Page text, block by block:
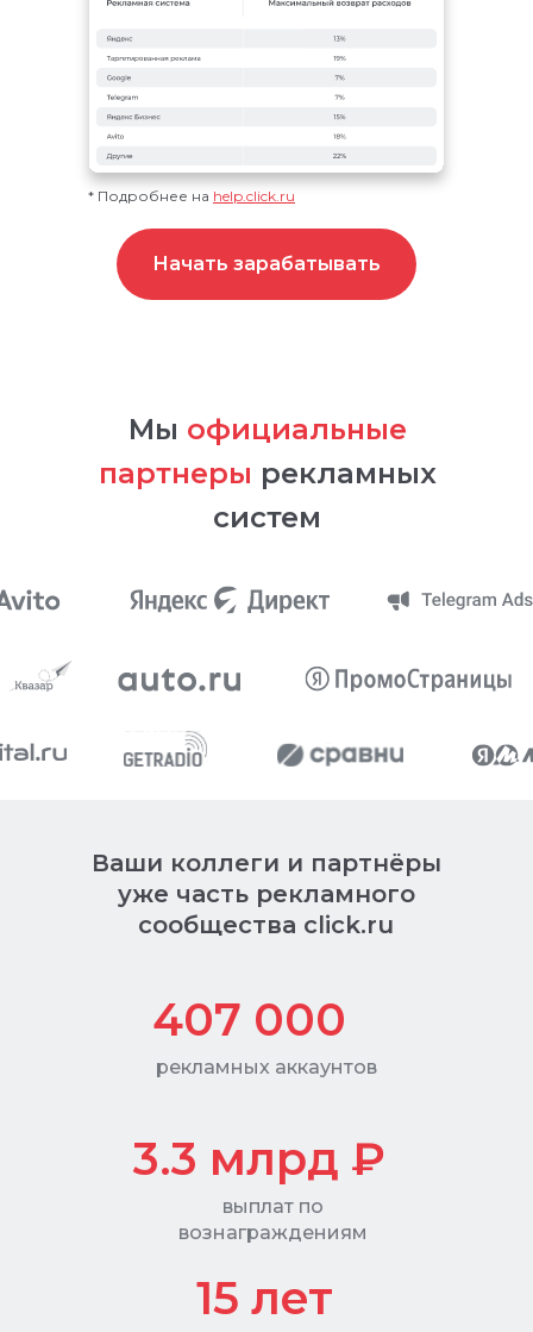
* Подробнее на help.click.ru
Начать зарабатывать
Мы официальные
партнеры рекламных
систем
Ваши коллеги и партнёры
уже часть рекламного
сообщества click.ru
407 000
рекламных аккаунтов
3.3 млрд ₽
выплат по
вознаграждениям
15 лет